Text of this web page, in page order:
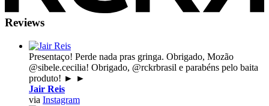
Reviews
Presentaço! Perde nada pras gringa. Obrigado, Mozão
@sibele.cecilia! Obrigado, @rckrbrasil e parabéns pelo baita
produto! ► ►
Jair Reis
via Instagram